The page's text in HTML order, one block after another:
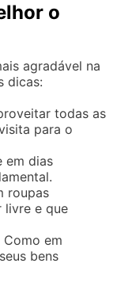
o
agradável na
dicas:
todas as
para o
em dias
roupas
livre e que
Como em
bens